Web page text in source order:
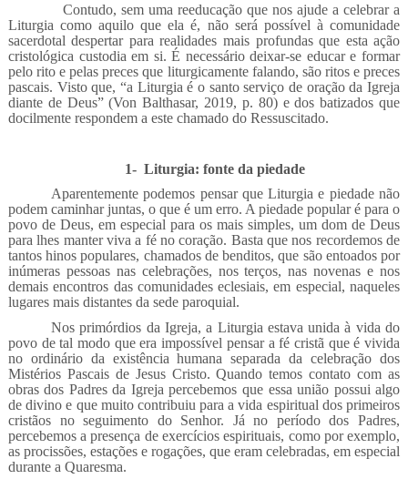
Contudo, sem uma reeducação que nos ajude a celebrar a
Liturgia como aquilo que ela é, não será possível à comunidade
sacerdotal despertar para realidades mais profundas que esta ação
cristológica custodia em si. É necessário deixar-se educar e formar
pelo rito e pelas preces que liturgicamente falando, são ritos e preces
pascais. Visto que, “a Liturgia é o santo serviço de oração da Igreja
diante de Deus” (Von Balthasar, 2019, p. 80) e dos batizados que
docilmente respondem a este chamado do Ressuscitado.
1- Liturgia: fonte da piedade
Aparentemente podemos pensar que Liturgia e piedade não
podem caminhar juntas, o que é um erro. A piedade popular é para o
povo de Deus, em especial para os mais simples, um dom de Deus
para lhes manter viva a fé no coração. Basta que nos recordemos de
tantos hinos populares, chamados de benditos, que são entoados por
inúmeras pessoas nas celebrações, nos terços, nas novenas e nos
demais encontros das comunidades eclesiais, em especial, naqueles
lugares mais distantes da sede paroquial.
Nos primórdios da Igreja, a Liturgia estava unida à vida do
povo de tal modo que era impossível pensar a fé cristã que é vivida
no ordinário da existência humana separada da celebração dos
Mistérios Pascais de Jesus Cristo. Quando temos contato com as
obras dos Padres da Igreja percebemos que essa união possui algo
de divino e que muito contribuiu para a vida espiritual dos primeiros
cristãos no seguimento do Senhor. Já no período dos Padres,
percebemos a presença de exercícios espirituais, como por exemplo,
as procissões, estações e rogações, que eram celebradas, em especial
durante a Quaresma.